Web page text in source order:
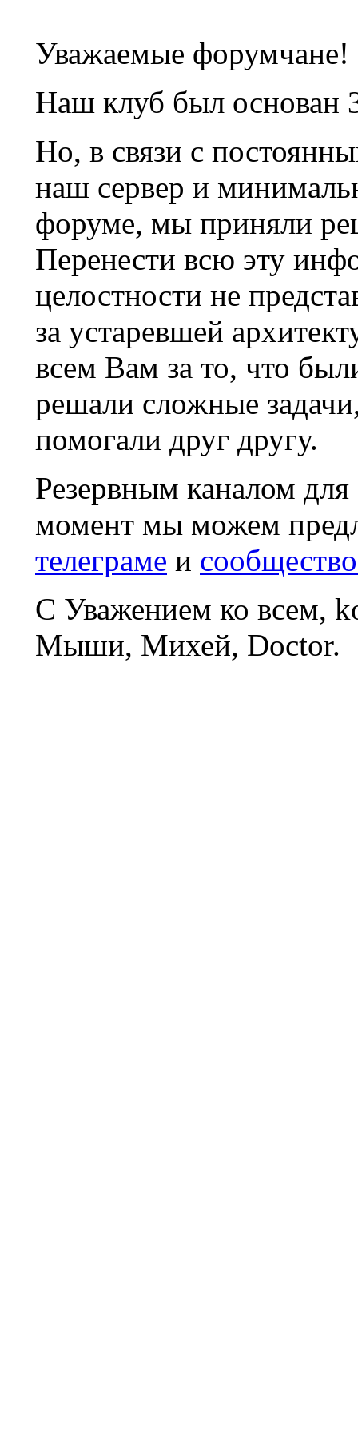
Уважаемые форумчане!
Наш клуб был основан
Но, в связи с
наш сервер и
форуме, мы приняли
Перенести всю эту
целостности не
за устаревшей
всем Вам за то, что
решали сложные
помогали друг другу.
Резервным каналом
момент мы можем
телеграме и
С Уважением ко всем,
Мыши, Михей, Doctor.